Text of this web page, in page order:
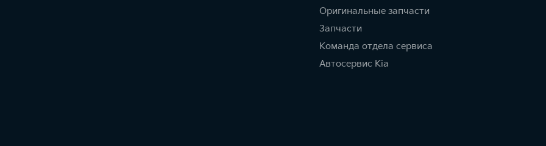
Оригинальные запчасти
Запчасти
Команда отдела сервиса
Автосервис Kia